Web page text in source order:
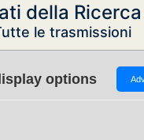
della
le trasmissioni
options